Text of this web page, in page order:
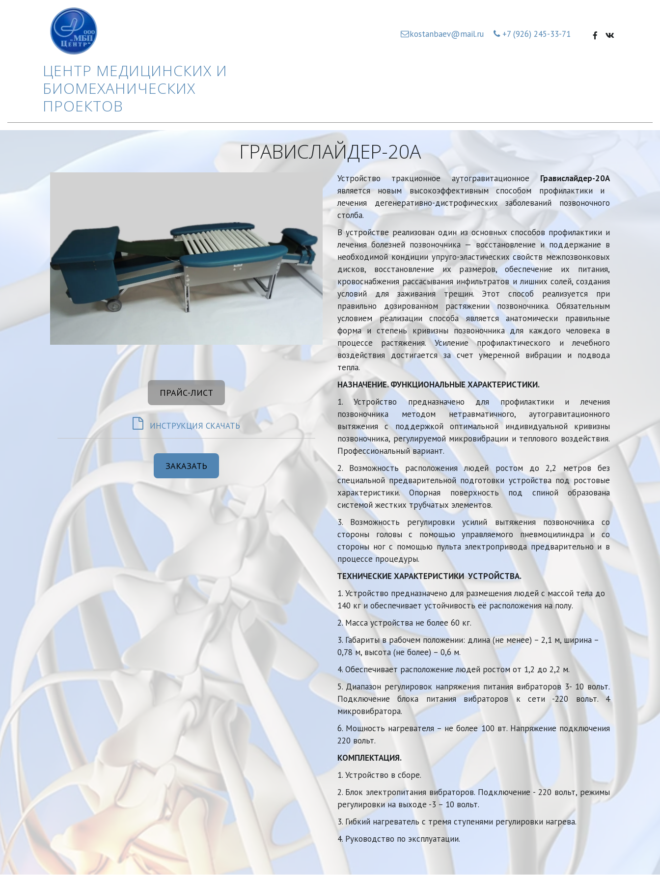
ЦЕНТР МЕДИЦИНСКИХ И
БИОМЕХАНИЧЕСКИХ
ПРОЕКТОВ
+7 (926) 245-33-71
kostanbaev@mail.ru
ГРАВИСЛАЙДЕР-20А
ПРАЙС-ЛИСТ
ИНСТРУКЦИЯ СКАЧАТЬ
ЗАКАЗАТЬ
Устройство тракционное аутогравитационное Гравислайдер-20А
является новым высокоэффективным способом профилактики и
лечения дегенеративно-дистрофических заболеваний позвоночного
столба.
В устройстве реализован один из основных способов профилактики и
лечения болезней позвоночника — восстановление и поддержание в
необходимой кондиции упруго-эластических свойств межпозвонковых
дисков, восстановление их размеров, обеспечение их питания,
кровоснабжения рассасывания инфильтратов и лишних солей, создания
условий для заживания трещин. Этот способ реализуется при
правильно дозированном растяжении позвоночника. Обязательным
условием реализации способа является анатомически правильные
форма и степень кривизны позвоночника для каждого человека в
процессе растяжения. Усиление профилактического и лечебного
воздействия достигается за счет умеренной вибрации и подвода
тепла.
НАЗНАЧЕНИЕ. ФУНКЦИОНАЛЬНЫЕ ХАРАКТЕРИСТИКИ.
1. Устройство предназначено для профилактики и лечения
позвоночника методом нетравматичного, аутогравитационного
вытяжения с поддержкой оптимальной индивидуальной кривизны
позвоночника, регулируемой микровибрации и теплового воздействия.
Профессиональный вариант.
2. Возможность расположения людей ростом до 2,2 метров без
специальной предварительной подготовки устройства под ростовые
характеристики. Опорная поверхность под спиной образована
системой жестких трубчатых элементов.
3. Возможность регулировки усилий вытяжения позвоночника со
стороны головы с помощью управляемого пневмоцилиндра и со
стороны ног с помощью пульта электропривода предварительно и в
процессе процедуры.
ТЕХНИЧЕСКИЕ ХАРАКТЕРИСТИКИ УСТРОЙСТВА.
1. Устройство предназначено для размещения людей с массой тела до
140 кг и обеспечивает устойчивость её расположения на полу.
2. Масса устройства не более 60 кг.
3. Габариты в рабочем положении: длина (не менее) – 2,1 м, ширина –
0,78 м, высота (не более) – 0,6 м.
4. Обеспечивает расположение людей ростом от 1,2 до 2,2 м.
5. Диапазон регулировок напряжения питания вибраторов 3- 10 вольт.
Подключение блока питания вибраторов к сети -220 вольт. 4
микровибратора.
6. Мощность нагревателя – не более 100 вт. Напряжение подключения
220 вольт.
КОМПЛЕКТАЦИЯ.
1. Устройство в сборе.
2. Блок электропитания вибраторов. Подключение - 220 вольт, режимы
регулировки на выходе -3 – 10 вольт.
3. Гибкий нагреватель с тремя ступенями регулировки нагрева.
4. Руководство по эксплуатации.